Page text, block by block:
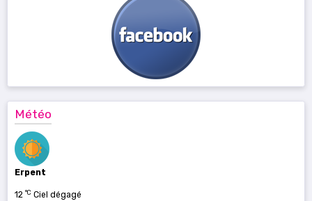
Météo
Erpent
12 °C Ciel dégagé